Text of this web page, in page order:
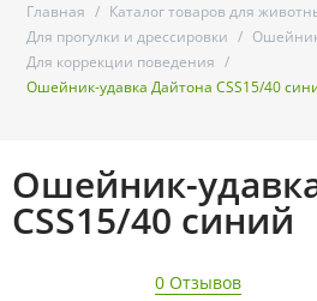
Главная / Каталог товаров для
Для прогулки и дрессировки /
Для коррекции поведения /
Ошейник-удавка Дайтона CSS15/40
Ошейник-
CSS15/40 синий
0 Отзывов